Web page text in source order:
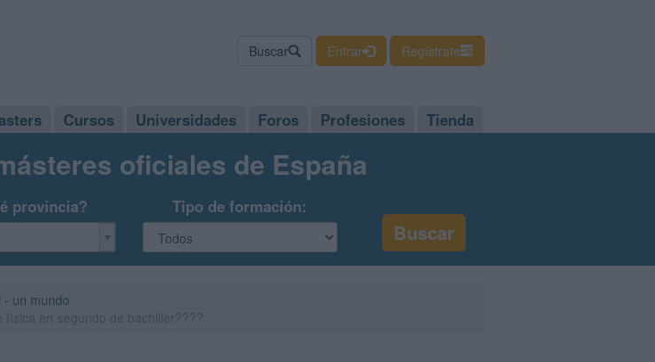
Buscar Entrar Regístrate
Cursos Universidades Foros Profesiones Tienda
oficiales de España
provincia? Tipo de formación:
- un mundo